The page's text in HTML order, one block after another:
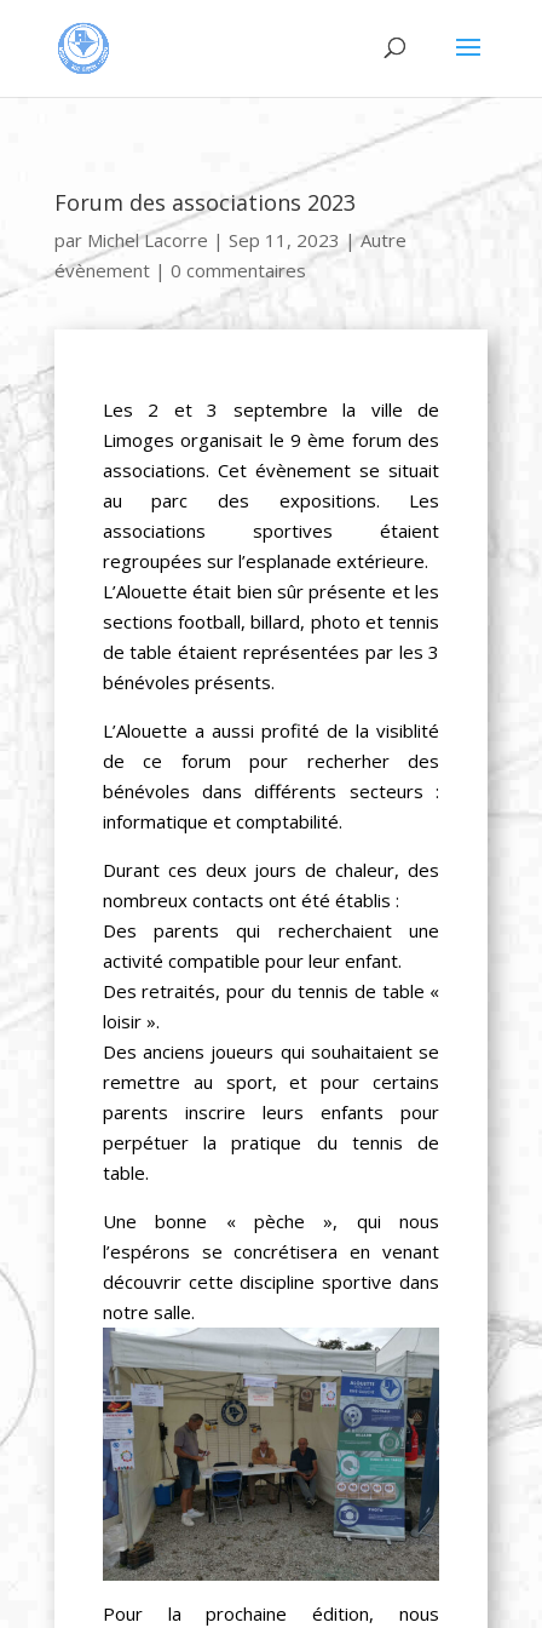
Forum des associations 2023
par Michel Lacorre | Sep 11, 2023 |Autre
évènement| 0 commentaires
Les 2 et 3 septembre la ville de
Limoges organisait le 9 ème forum des
associations. Cet évènement se situait
au parc des expositions. Les
associations sportives étaient
regroupées sur l’esplanade extérieure.
L’Alouette était bien sûr présente et les
sections football, billard, photo et tennis
de table étaient représentées par les 3
bénévoles présents.
L’Alouette a aussi profité de la visiblité
de ce forum pour recherher des
bénévoles dans différents secteurs :
informatique et comptabilité.
Durant ces deux jours de chaleur, des
nombreux contacts ont été établis :
Des parents qui recherchaient une
activité compatible pour leur enfant.
Des retraités, pour du tennis de table «
loisir ».
Des anciens joueurs qui souhaitaient se
remettre au sport, et pour certains
parents inscrire leurs enfants pour
perpétuer la pratique du tennis de
table.
Une bonne « pèche », qui nous
l’espérons se concrétisera en venant
découvrir cette discipline sportive dans
notre salle.
Pour la prochaine édition, nous